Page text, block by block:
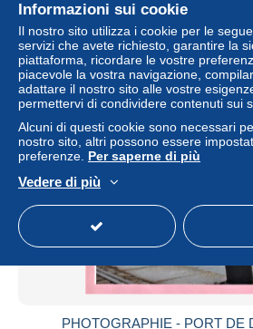
± 5,16
Stato
PHOTOGRAPHIE - PORT DE
Informazioni sui cookie
Il nostro sito utilizza i cookie per le
servizi che avete richiesto, garantire la
piattaforma, ricordare le vostre
piacevole la vostra navigazione,
adattare il nostro sito alle vostre
permettervi di condividere contenuti sui
Alcuni di questi cookie sono necessari
nostro sito, altri possono essere
preferenze. Per saperne di più
Vedere di più